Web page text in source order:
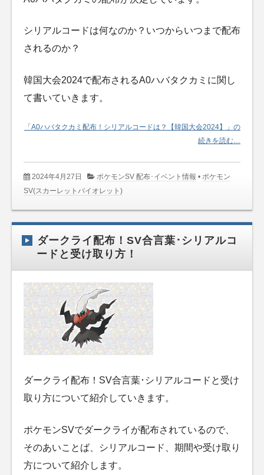
シリアルコードは何なのか？いつからいつまで配布
されるのか？
韓国大会2024で配布されるA0ハバタクカミに関し
て書いていきます。
「A0ハバタクカミ配布！シリアルコードは？【韓国大会2024】」の
続きを読む…
2024年4月27日 ポケモンSV 配布･イベント情報 • ポケモン
SV(スカーレットバイオレット)
ダークライ配布！SV合言葉･シリアルコ
ードと受け取り方！
ダークライ配布！SV合言葉･シリアルコードと受け
取り方について紹介していきます。
ポケモンSVでダークライが配布されているので、
そのあいことば、シリアルコード、期間や受け取り
方について紹介します。